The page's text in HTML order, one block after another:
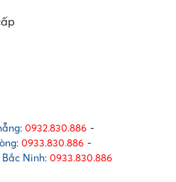
0932.830.886 -
0933.830.886 -
Bắc Ninh: 0933.830.886